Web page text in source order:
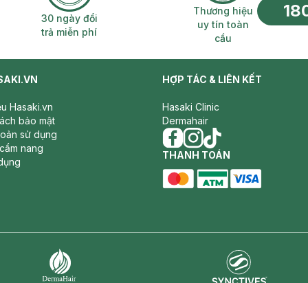
30 ngày đổi trả miễn phí
30 ngày đổi
trả miễn phí
Thương hiệu uy
Thương hiệu
uy tín toàn
cầu
Hasaki.vn
bảo mật
sử dụng
nang
HỢP TÁC & LIÊN KẾT
Hasaki Clinic
Dermahair
facebook
instagram
tiktok
THANH TOÁN